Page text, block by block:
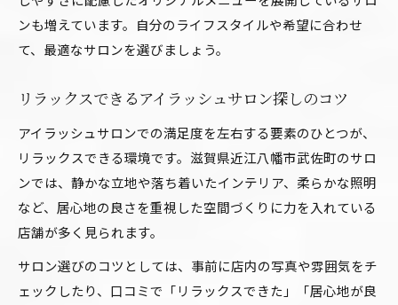
ト解説
マツエク近江八幡とマツパのサロン比較方法
リラ近江八幡で話題のアイラッシュサロンの特
徴
仕掛けに注目したアイラッシュサロン選びの極
意
あなたに最適なアイラッシュサロンを見つける方法
アイラッシュサロン選びで後悔しないための秘
訣
仕掛けと自分の希望を叶えるサロンの探し方
ンも増えています。自分のライフスタイルや希望に合わせ
て、最適なサロンを選びましょう。
リラックスできるアイラッシュサロン探しのコツ
アイラッシュサロンでの満足度を左右する要素のひとつが、
リラックスできる環境です。滋賀県近江八幡市武佐町のサロ
ンでは、静かな立地や落ち着いたインテリア、柔らかな照明
など、居心地の良さを重視した空間づくりに力を入れている
店舗が多く見られます。
サロン選びのコツとしては、事前に店内の写真や雰囲気をチ
ェックしたり、口コミで「リラックスできた」「居心地が良